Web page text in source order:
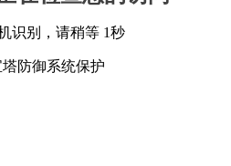
识别，请稍等 1秒
防御系统保护